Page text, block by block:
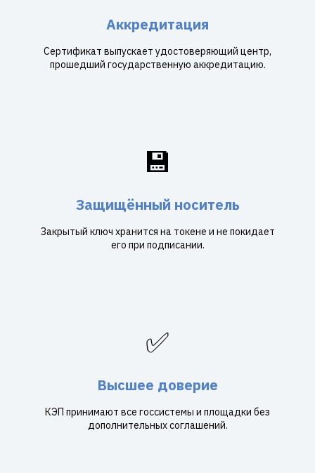
Аккредитация
Сертификат выпускает удостоверяющий центр,
прошедший государственную аккредитацию.
💾
Защищённый носитель
Закрытый ключ хранится на токене и не покидает
его при подписании.
✅
Высшее доверие
КЭП принимают все госсистемы и площадки без
дополнительных соглашений.